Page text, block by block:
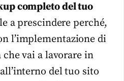
completo del tuo
a prescindere perché,
l’implementazione di
vai a lavorare in
del tuo sito